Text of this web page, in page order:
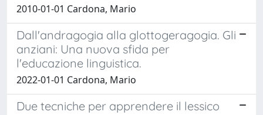
2010-01-01 Cardona, Mario
Dall'andragogia alla glottogeragogia. Gli
anziani: Una nuova sfida per
l'educazione linguistica.
2022-01-01 Cardona, Mario
Due tecniche per apprendere il lessico